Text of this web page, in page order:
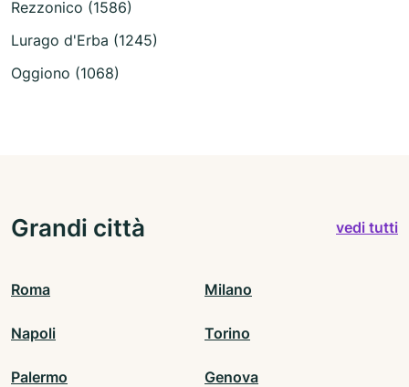
Rezzonico (1586)
Lurago d'Erba (1245)
Oggiono (1068)
Grandi città vedi tutti
Roma Milano
Napoli Torino
Palermo Genova